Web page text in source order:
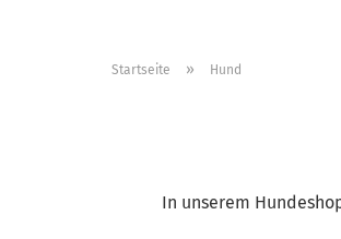
Startseite » Hund
In unserem